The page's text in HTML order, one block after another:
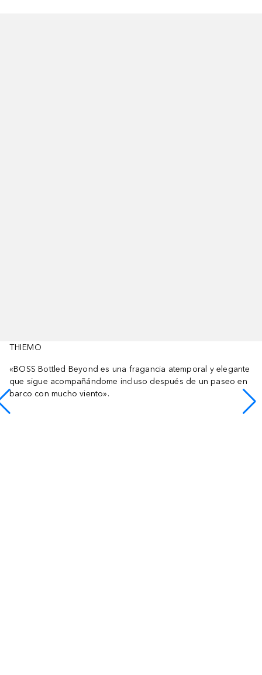
THIEMO
«BOSS Bottled Beyond es una fragancia atemporal y elegante
que sigue acompañándome incluso después de un paseo en
barco con mucho viento».